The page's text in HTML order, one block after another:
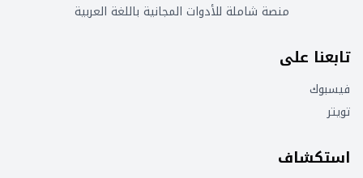
منصة شاملة للأدوات المجانية باللغة العربية
تابعنا على
فيسبوك
تويتر
استكشاف